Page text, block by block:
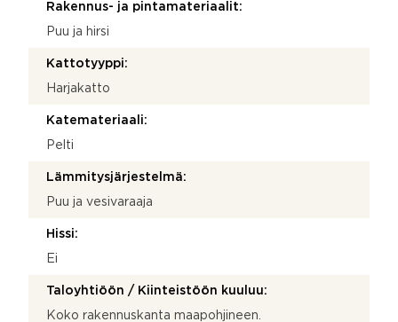
Rakennus- ja pintamateriaalit:
Puu ja hirsi
Kattotyyppi:
Harjakatto
Katemateriaali:
Pelti
Lämmitysjärjestelmä:
Puu ja vesivaraaja
Hissi:
Ei
Taloyhtiöön / Kiinteistöön kuuluu:
Koko rakennuskanta maapohjineen.